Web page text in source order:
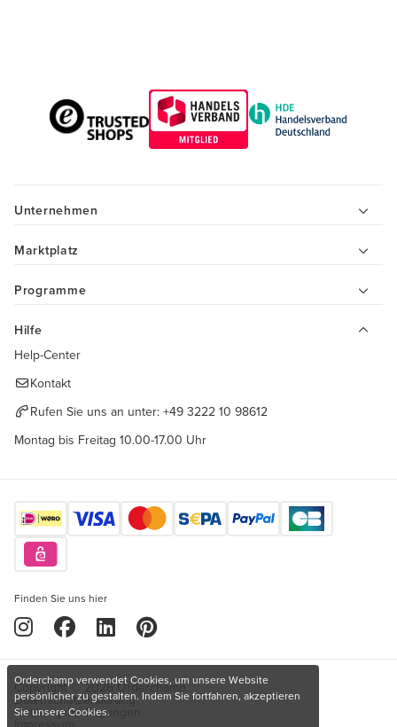
Unternehmen
Marktplatz
Programme
Hilfe
Help-Center
Kontakt
Rufen Sie uns an unter: +49 3222 10 98612
Montag bis Freitag 10.00-17.00 Uhr
Finden Sie uns hier
Copyright © 2026 Orderchamp
Datenschutzerklärung
Nutzungsbedingungen
Orderchamp verwendet Cookies, um unsere Website
persönlicher zu gestalten. Indem Sie fortfahren, akzeptieren
Sie unsere Cookies.